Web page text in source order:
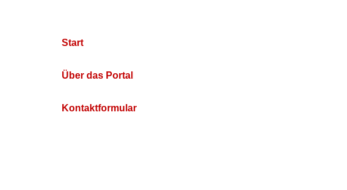
Start
Über das Portal
Kontaktformular